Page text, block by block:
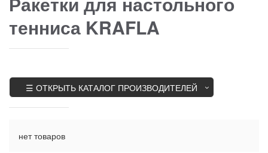
тенниса KRAFLA
☰ ОТКРЫТЬ КАТАЛОГ ПРОИЗВОДИТЕЛЕЙ
нет товаров